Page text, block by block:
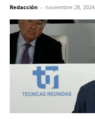
Redacción - noviembre 28, 2024